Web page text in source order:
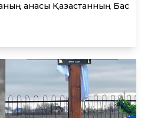
анасы Қазақстанның Бас